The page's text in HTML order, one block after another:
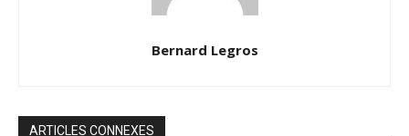
Bernard Legros
ARTICLES CONNEXES